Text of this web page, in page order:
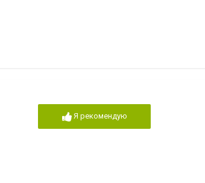
Я рекомендую